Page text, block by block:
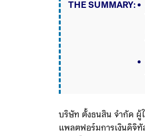
THE SUMMARY: